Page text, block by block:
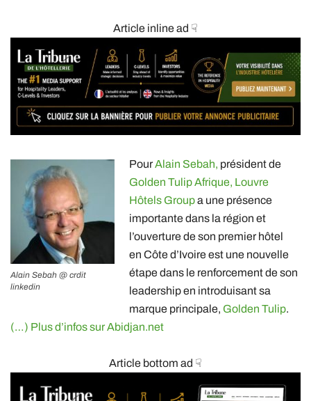
Article inline ad ☟
Alain Sebah @ crdit
linkedin
PourAlain Sebah, président de
Golden Tulip Afrique, Louvre
Hôtels Groupa une présence
importante dans la région et
l’ouverture de son premier hôtel
en Côte d’Ivoire est une nouvelle
étape dans le renforcement de son
leadership en introduisant sa
marque principale, Golden Tulip.
(…) Plus d’infos sur Abidjan.net
Article bottom ad ☟